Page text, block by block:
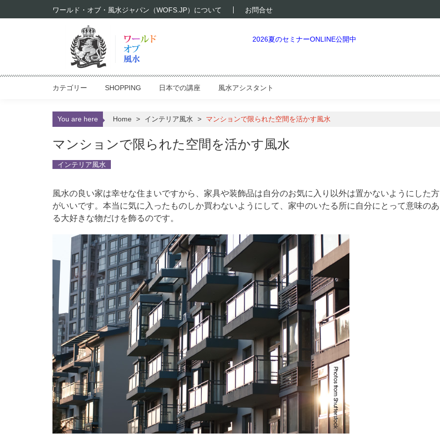
ワールド・オブ・風水ジャパン（WOFS.JP）について お問合せ
2026夏のセミナーONLINE公開中
カテゴリー SHOPPING 日本での講座 風水アシスタント
You are here Home > インテリア風水 > マンションで限られた空間を活かす風水
マンションで限られた空間を活かす風水
インテリア風水
風水の良い家は幸せな住まいですから、家具や装飾品は自分のお気に入り以外は置かないようにした方
がいいです。本当に気に入ったものしか買わないようにして、家中のいたる所に自分にとって意味のあ
る大好きな物だけを飾るのです。